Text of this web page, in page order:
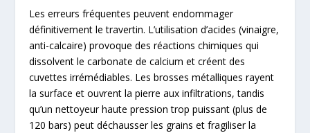
Les erreurs fréquentes peuvent endommager
définitivement le travertin. L’utilisation d’acides (vinaigre,
anti-calcaire) provoque des réactions chimiques qui
dissolvent le carbonate de calcium et créent des
cuvettes irrémédiables. Les brosses métalliques rayent
la surface et ouvrent la pierre aux infiltrations, tandis
qu’un nettoyeur haute pression trop puissant (plus de
120 bars) peut déchausser les grains et fragiliser la